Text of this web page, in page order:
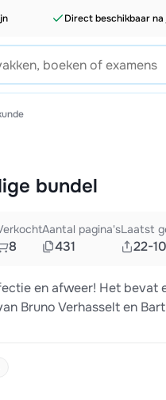
Direct beschikbaar
bundel
8
Aantal pagina's
431
Laatst
22-
en afweer! Het
Bruno Verhasselt en